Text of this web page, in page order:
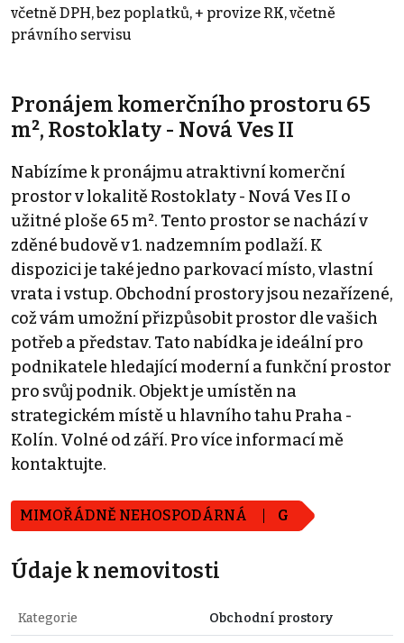
včetně DPH, bez poplatků, + provize RK, včetně
právního servisu
Pronájem komerčního prostoru 65
m², Rostoklaty - Nová Ves II
Nabízíme k pronájmu atraktivní komerční
prostor v lokalitě Rostoklaty - Nová Ves II o
užitné ploše 65 m². Tento prostor se nachází v
zděné budově v 1. nadzemním podlaží. K
dispozici je také jedno parkovací místo, vlastní
vrata i vstup. Obchodní prostory jsou nezařízené,
což vám umožní přizpůsobit prostor dle vašich
potřeb a představ. Tato nabídka je ideální pro
podnikatele hledající moderní a funkční prostor
pro svůj podnik. Objekt je umístěn na
strategickém místě u hlavního tahu Praha -
Kolín. Volné od září. Pro více informací mě
kontaktujte.
MIMOŘÁDNĚ NEHOSPODÁRNÁ G
Údaje k nemovitosti
Kategorie Obchodní prostory